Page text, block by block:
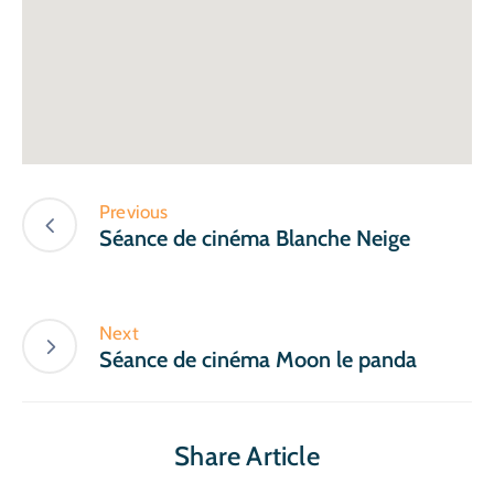
Previous
Séance de cinéma Blanche Neige
Next
Séance de cinéma Moon le panda
Share Article